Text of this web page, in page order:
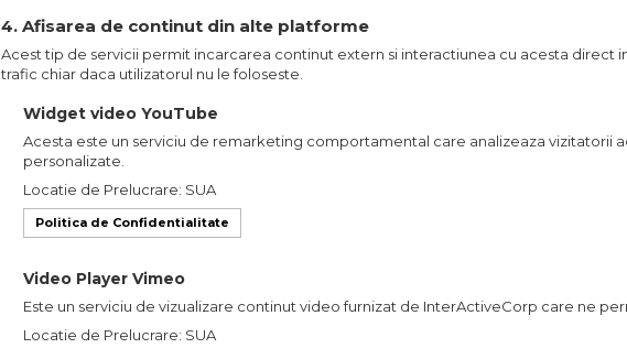
4. Afisarea de continut din alte platforme
Acest tip de servicii permit incarcarea continut extern si interactiunea cu acesta direct
trafic chiar daca utilizatorul nu le foloseste.
Widget video YouTube
Acesta este un serviciu de remarketing comportamental care analizeaza vizitatorii
personalizate.
Locatie de Prelucrare: SUA
Politica de Confidentialitate
Video Player Vimeo
Este un serviciu de vizualizare continut video furnizat de InterActiveCorp care ne
Locatie de Prelucrare: SUA